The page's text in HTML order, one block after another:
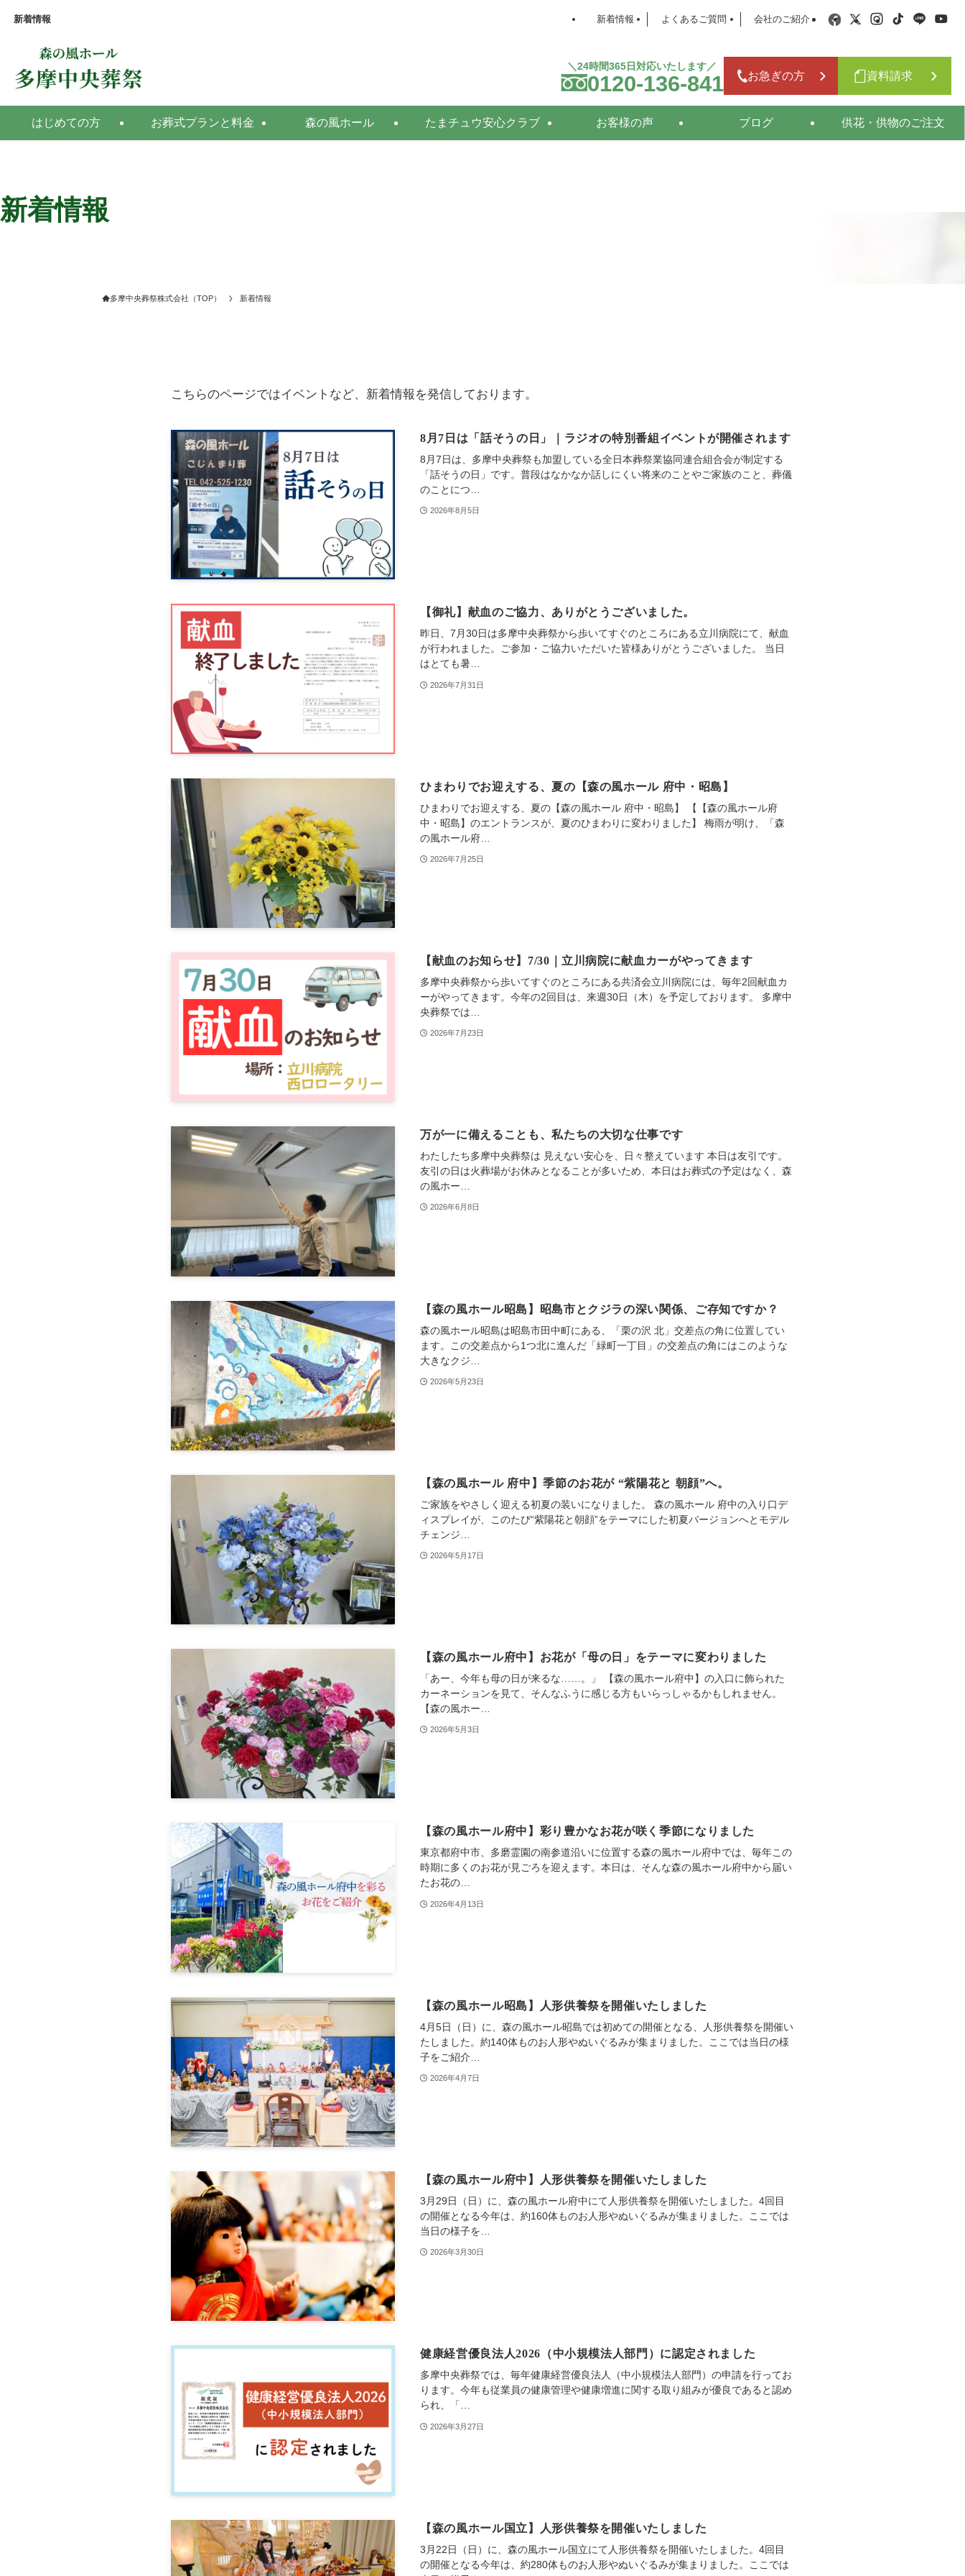
新着情報 新着情報 よくあるご質問 会社のご紹介
＼24時間365日対応いたします／
0120-136-841 お急ぎの方 資料請求
はじめての方 お葬式プランと料金 森の風ホール たまチュウ安心クラブ お客様の声 ブログ 供花・供物のご注文
新着情報
多摩中央葬祭株式会社（TOP） 新着情報
こちらのページではイベントなど、新着情報を発信しております。
8月7日は「話そうの日」｜ラジオの特別番組イベントが開催されます
8月7日は、多摩中央葬祭も加盟している全日本葬祭業協同連合組合会が制定する
「話そうの日」です。普段はなかなか話しにくい将来のことやご家族のこと、葬儀
のことにつ…
2026年8月5日
【御礼】献血のご協力、ありがとうございました。
昨日、7月30日は多摩中央葬祭から歩いてすぐのところにある立川病院にて、献血
が行われました。ご参加・ご協力いただいた皆様ありがとうございました。 当日
はとても暑…
2026年7月31日
ひまわりでお迎えする、夏の【森の風ホール 府中・昭島】
ひまわりでお迎えする、夏の【森の風ホール 府中・昭島】 【【森の風ホール府
中・昭島】のエントランスが、夏のひまわりに変わりました】 梅雨が明け、「森
の風ホール府…
2026年7月25日
【献血のお知らせ】7/30｜立川病院に献血カーがやってきます
多摩中央葬祭から歩いてすぐのところにある共済会立川病院には、毎年2回献血カ
ーがやってきます。今年の2回目は、来週30日（木）を予定しております。 多摩中
央葬祭では…
2026年7月23日
万が一に備えることも、私たちの大切な仕事です
わたしたち多摩中央葬祭は 見えない安心を、日々整えています 本日は友引です。
友引の日は火葬場がお休みとなることが多いため、本日はお葬式の予定はなく、森
の風ホー…
2026年6月8日
【森の風ホール昭島】昭島市とクジラの深い関係、ご存知ですか？
森の風ホール昭島は昭島市田中町にある、「栗の沢 北」交差点の角に位置してい
ます。この交差点から1つ北に進んだ「緑町一丁目」の交差点の角にはこのような
大きなクジ…
2026年5月23日
【森の風ホール 府中】季節のお花が “紫陽花と 朝顔”へ。
ご家族をやさしく迎える初夏の装いになりました。 森の風ホール 府中の入り口デ
ィスプレイが、このたび“紫陽花と朝顔”をテーマにした初夏バージョンへとモデル
チェンジ…
2026年5月17日
【森の風ホール府中】お花が「母の日」をテーマに変わりました
「あー、今年も母の日が来るな……。」 【森の風ホール府中】の入口に飾られた
カーネーションを見て、そんなふうに感じる方もいらっしゃるかもしれません。
【森の風ホー…
2026年5月3日
【森の風ホール府中】彩り豊かなお花が咲く季節になりました
東京都府中市、多磨霊園の南参道沿いに位置する森の風ホール府中では、毎年この
時期に多くのお花が見ごろを迎えます。本日は、そんな森の風ホール府中から届い
たお花の…
2026年4月13日
【森の風ホール昭島】人形供養祭を開催いたしました
4月5日（日）に、森の風ホール昭島では初めての開催となる、人形供養祭を開催い
たしました。約140体ものお人形やぬいぐるみが集まりました。ここでは当日の様
子をご紹介…
2026年4月7日
【森の風ホール府中】人形供養祭を開催いたしました
3月29日（日）に、森の風ホール府中にて人形供養祭を開催いたしました。4回目
の開催となる今年は、約160体ものお人形やぬいぐるみが集まりました。ここでは
当日の様子を…
2026年3月30日
健康経営優良法人2026（中小規模法人部門）に認定されました
多摩中央葬祭では、毎年健康経営優良法人（中小規模法人部門）の申請を行ってお
ります。今年も従業員の健康管理や健康増進に関する取り組みが優良であると認め
られ、「…
2026年3月27日
【森の風ホール国立】人形供養祭を開催いたしました
3月22日（日）に、森の風ホール国立にて人形供養祭を開催いたしました。4回目
の開催となる今年は、約280体ものお人形やぬいぐるみが集まりました。ここでは